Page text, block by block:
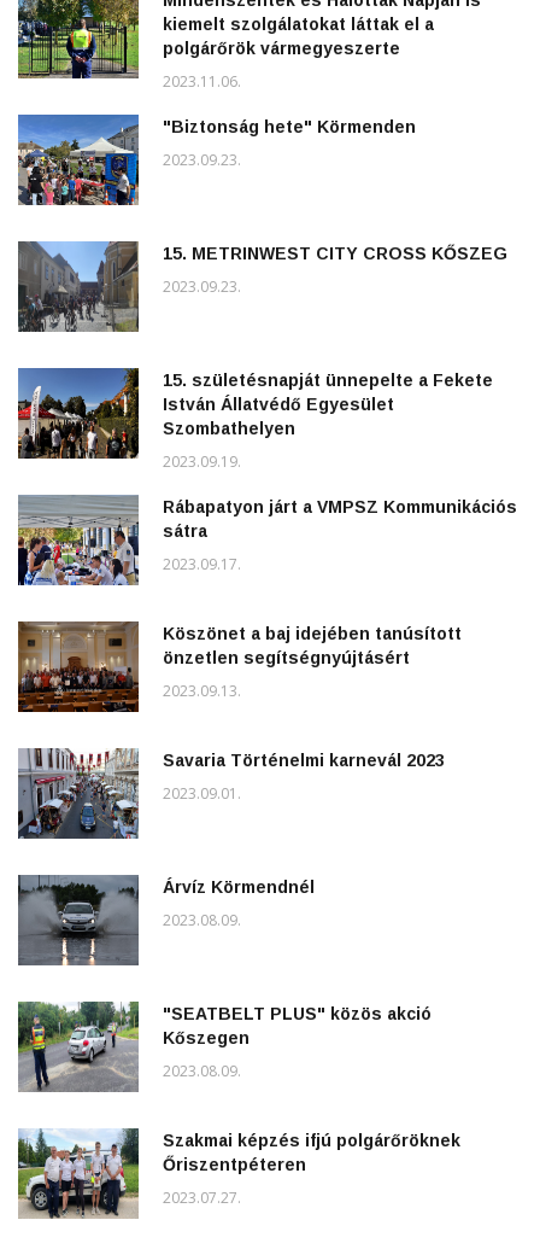
kiemelt szolgálatokat láttak el a
polgárőrök vármegyeszerte
2023.11.06.
"Biztonság hete" Körmenden
2023.09.23.
15. METRINWEST CITY CROSS KŐSZEG
2023.09.23.
15. születésnapját ünnepelte a Fekete
István Állatvédő Egyesület
Szombathelyen
2023.09.19.
Rábapatyon járt a VMPSZ Kommunikációs
sátra
2023.09.17.
Köszönet a baj idejében tanúsított
önzetlen segítségnyújtásért
2023.09.13.
Savaria Történelmi karnevál 2023
2023.09.01.
Árvíz Körmendnél
2023.08.09.
"SEATBELT PLUS" közös akció
Kőszegen
2023.08.09.
Szakmai képzés ifjú polgárőröknek
Őriszentpéteren
2023.07.27.